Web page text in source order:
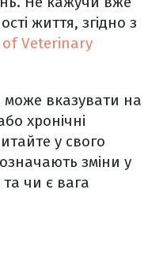
життя, згідно з
of Veterinary
вказувати на
хронічні
у свого
зміни у
чи є вага